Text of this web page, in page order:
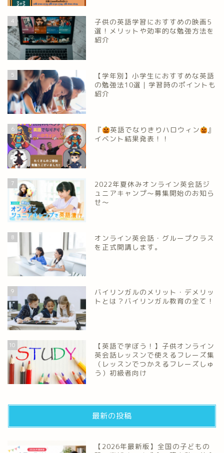
4
子供の英語学習におすすめの映画5
選！メリットや効率的な勉強方法を
紹介
5
【学年別】小学生におすすめな英語
の勉強法10選｜学習時のポイントも
紹介
6 『 英語でなりきりハロウィン
』
イベント結果発表！！
7
2022年夏休みオンライン英会話ジ
ュニアキャンプ～募集開始のお知ら
せ～
8
オンライン英会話・グループクラス
を正式開講します。
9
バイリンガルのメリット・デメリッ
トとは？バイリンガル教育の全て！
10
【英語で学ぼう！】子供オンライン
英会話レッスンで使えるフレーズ集
（レッスンでつかえるフレーズしゅ
う）初級者向け
最新の投稿
【2026年最新版】全国の子どもの